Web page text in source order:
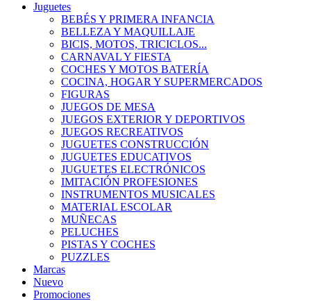
Juguetes
BEBÉS Y PRIMERA INFANCIA
BELLEZA Y MAQUILLAJE
BICIS, MOTOS, TRICICLOS...
CARNAVAL Y FIESTA
COCHES Y MOTOS BATERÍA
COCINA, HOGAR Y SUPERMERCADOS
FIGURAS
JUEGOS DE MESA
JUEGOS EXTERIOR Y DEPORTIVOS
JUEGOS RECREATIVOS
JUGUETES CONSTRUCCIÓN
JUGUETES EDUCATIVOS
JUGUETES ELECTRÓNICOS
IMITACIÓN PROFESIONES
INSTRUMENTOS MUSICALES
MATERIAL ESCOLAR
MUÑECAS
PELUCHES
PISTAS Y COCHES
PUZZLES
Marcas
Nuevo
Promociones